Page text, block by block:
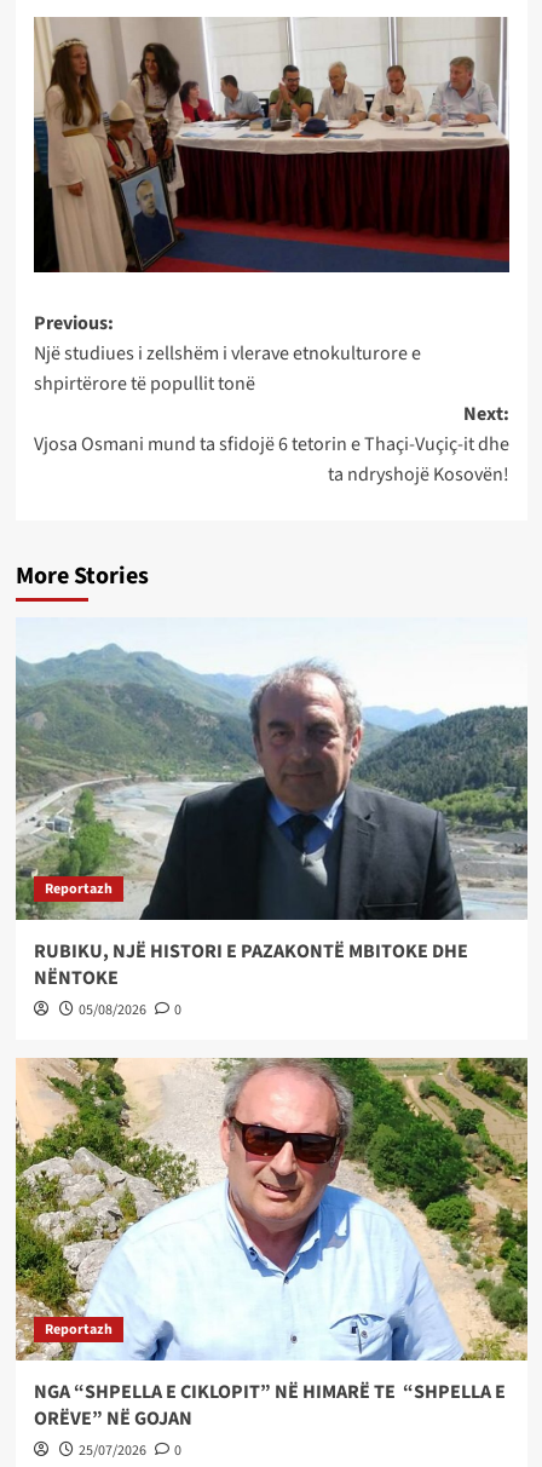
Post
navigation
Previous:
Një studiues i zellshëm i vlerave etnokulturore e
shpirtërore të popullit tonë
Next:
Vjosa Osmani mund ta sfidojë 6 tetorin e Thaçi-Vuçiç-it dhe
ta ndryshojë Kosovën!
More Stories
Reportazh
RUBIKU, NJË HISTORI E PAZAKONTË MBITOKE DHE
NËNTOKE
05/08/2026 0
Reportazh
NGA “SHPELLA E CIKLOPIT” NË HIMARË TE “SHPELLA E
ORËVE” NË GOJAN
25/07/2026 0